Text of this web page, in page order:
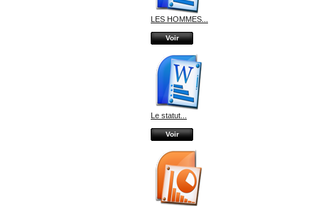
LES HOMMES...
Voir
Le statut...
Voir